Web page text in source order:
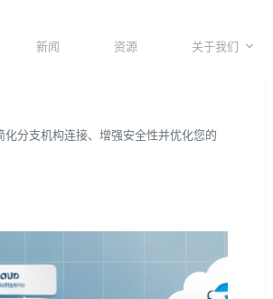
新闻 资源 关于我们
分支机构连接、增强安全性并优化您的